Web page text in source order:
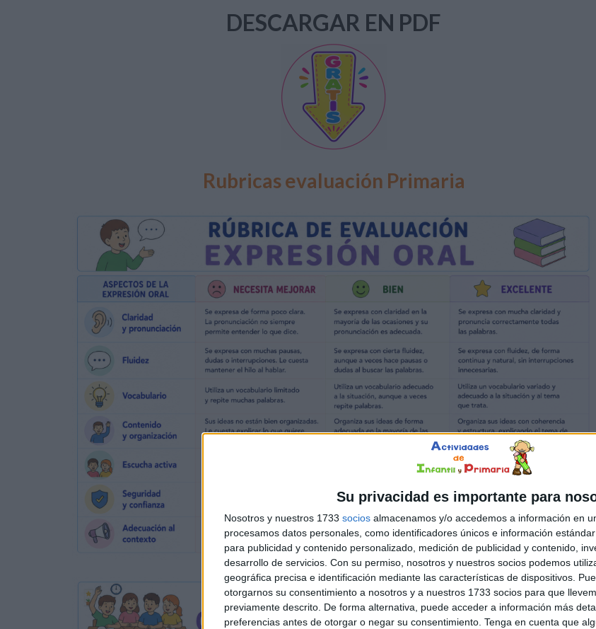
Su privacidad es importante para
Nosotros y nuestros 1733 socios almacenamos y/o accedemos a información en
procesamos datos personales, como identificadores únicos e información
para publicidad y contenido personalizado, medición de publicidad y contenido,
desarrollo de servicios. Con su permiso, nosotros y nuestros socios podemos
geográfica precisa e identificación mediante las características de dispositivos.
otorgarnos su consentimiento a nosotros y a nuestros 1733 socios para que
previamente descrito. De forma alternativa, puede acceder a información más
preferencias antes de otorgar o negar su consentimiento. Tenga en cuenta que
DESCARGAR EN PDF
Rubricas evaluación Primaria